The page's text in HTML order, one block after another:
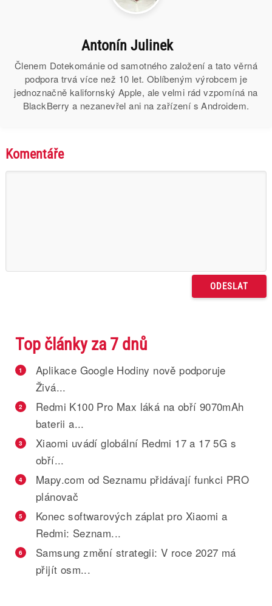
Antonín Julinek
Členem Dotekománie od samotného založení a tato věrná
podpora trvá více než 10 let. Oblíbeným výrobcem je
jednoznačně kalifornský Apple, ale velmi rád vzpomíná na
BlackBerry a nezanevřel ani na zařízení s Androidem.
Komentáře
Top články za 7 dnů
1
Aplikace Google Hodiny nově podporuje
Živá...
2
Redmi K100 Pro Max láká na obří 9070mAh
baterii a...
3
Xiaomi uvádí globální Redmi 17 a 17 5G s
obří...
4
Mapy.com od Seznamu přidávají funkci PRO
plánovač
5
Konec softwarových záplat pro Xiaomi a
Redmi: Seznam...
6
Samsung změní strategii: V roce 2027 má
přijít osm...